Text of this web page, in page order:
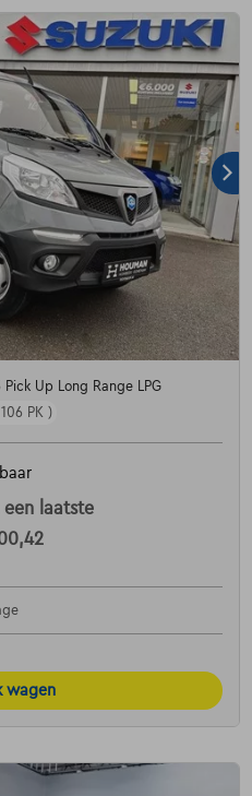
Pick Up Long Range LPG
PK )
een laatste
wagen